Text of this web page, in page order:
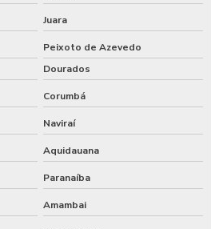
Juara
Peixoto de Azevedo
Dourados
Corumbá
Naviraí
Aquidauana
Paranaíba
Amambai